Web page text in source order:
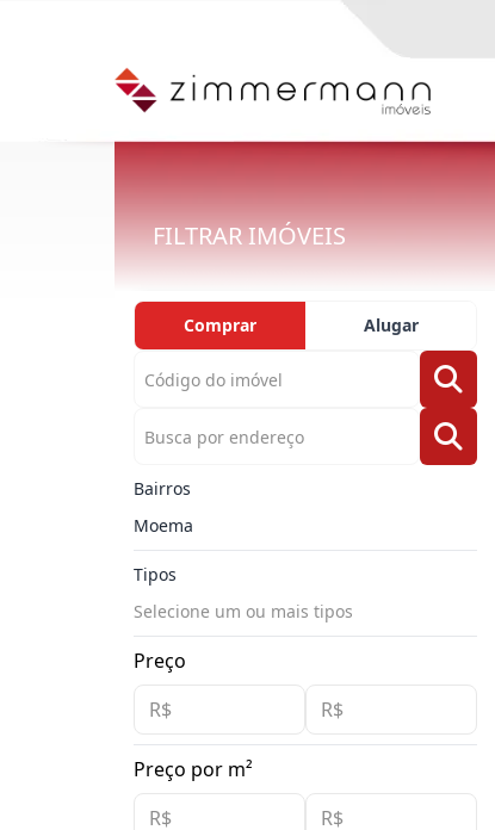
FILTRAR IMÓVEIS
Comprar Alugar
Bairros
Moema
Tipos
Selecione um ou mais tipos
Preço
Preço por m²